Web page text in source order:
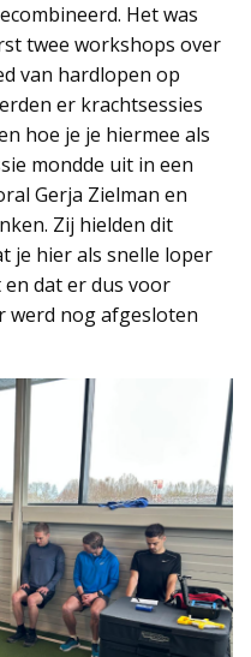
Het was
twee workshops over
van hardlopen op
er krachtsessies
hoe je je hiermee als
mondde uit in een
Gerja Zielman en
Zij hielden dit
je hier als snelle loper
dat er dus voor
werd nog afgesloten